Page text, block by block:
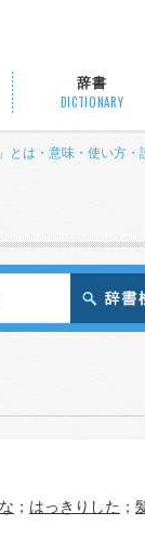
辞書
DICTIONARY
とは・意味・使い方
； はっきりした ；